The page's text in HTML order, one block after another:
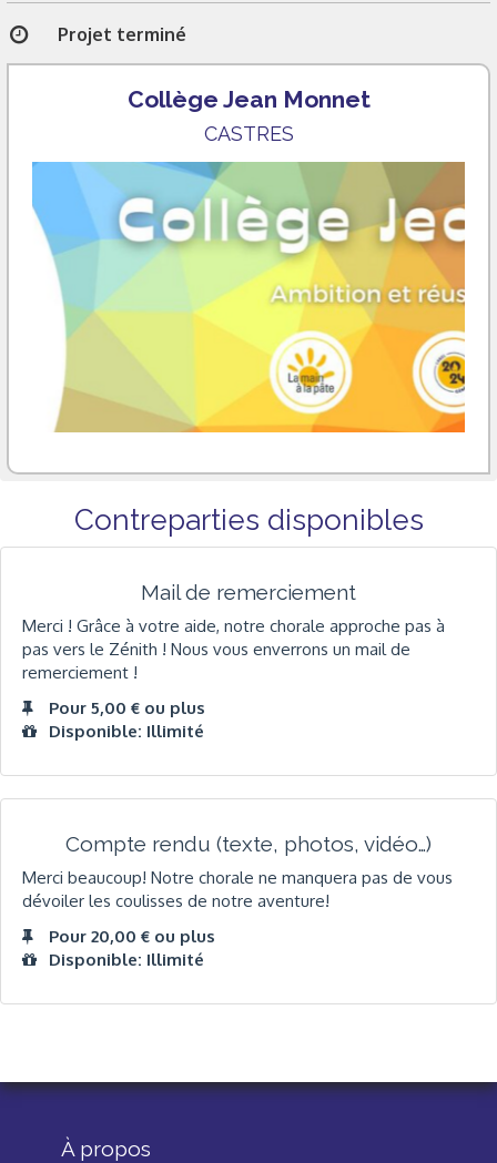
Projet terminé
Collège Jean Monnet
CASTRES
Contreparties disponibles
Mail de remerciement
Merci ! Grâce à votre aide, notre chorale approche pas à
pas vers le Zénith ! Nous vous enverrons un mail de
remerciement !
Pour 5,00 € ou plus
Disponible: Illimité
Compte rendu (texte, photos, vidéo…)
Merci beaucoup! Notre chorale ne manquera pas de vous
dévoiler les coulisses de notre aventure!
Pour 20,00 € ou plus
Disponible: Illimité
À propos